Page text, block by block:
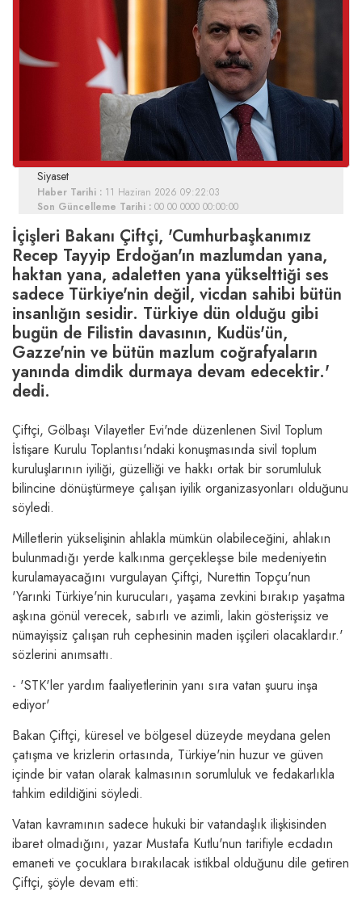
Siyaset
Haber Tarihi : 11 Haziran 2026 09:22:03
Son Güncelleme Tarihi : 00 00 0000 00:00:00
İçişleri Bakanı Çiftçi, 'Cumhurbaşkanımız
Recep Tayyip Erdoğan'ın mazlumdan yana,
haktan yana, adaletten yana yükselttiği ses
sadece Türkiye'nin değil, vicdan sahibi bütün
insanlığın sesidir. Türkiye dün olduğu gibi
bugün de Filistin davasının, Kudüs'ün,
Gazze'nin ve bütün mazlum coğrafyaların
yanında dimdik durmaya devam edecektir.'
dedi.
Çiftçi, Gölbaşı Vilayetler Evi'nde düzenlenen Sivil Toplum
İstişare Kurulu Toplantısı'ndaki konuşmasında sivil toplum
kuruluşlarının iyiliği, güzelliği ve hakkı ortak bir sorumluluk
bilincine dönüştürmeye çalışan iyilik organizasyonları olduğunu
söyledi.
Milletlerin yükselişinin ahlakla mümkün olabileceğini, ahlakın
bulunmadığı yerde kalkınma gerçekleşse bile medeniyetin
kurulamayacağını vurgulayan Çiftçi, Nurettin Topçu'nun
'Yarınki Türkiye'nin kurucuları, yaşama zevkini bırakıp yaşatma
aşkına gönül verecek, sabırlı ve azimli, lakin gösterişsiz ve
nümayişsiz çalışan ruh cephesinin maden işçileri olacaklardır.'
sözlerini anımsattı.
- 'STK'ler yardım faaliyetlerinin yanı sıra vatan şuuru inşa
ediyor'
Bakan Çiftçi, küresel ve bölgesel düzeyde meydana gelen
çatışma ve krizlerin ortasında, Türkiye'nin huzur ve güven
içinde bir vatan olarak kalmasının sorumluluk ve fedakarlıkla
tahkim edildiğini söyledi.
Vatan kavramının sadece hukuki bir vatandaşlık ilişkisinden
ibaret olmadığını, yazar Mustafa Kutlu'nun tarifiyle ecdadın
emaneti ve çocuklara bırakılacak istikbal olduğunu dile getiren
Çiftçi, şöyle devam etti: